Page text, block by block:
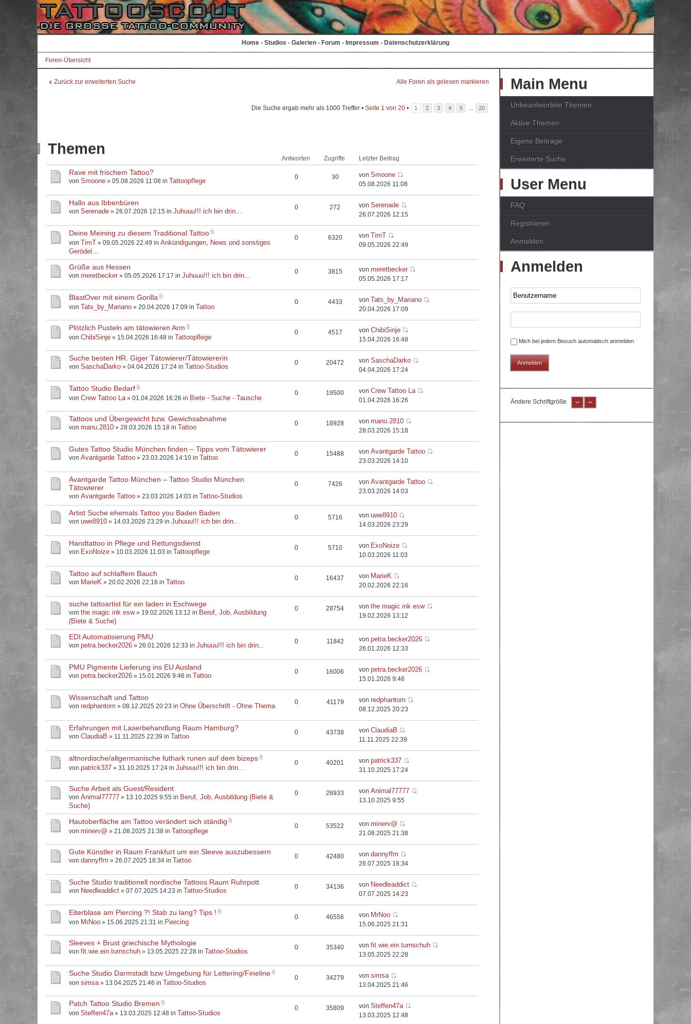
Home - Studios - Galerien - Forum - Impressum - Datenschutzerklärung
Foren-Übersicht
Zurück zur erweiterten Suche Alle Foren als gelesen markieren
Die Suche ergab mehr als 1000 Treffer • Seite 1 von 20 • 1 2 3 4 5 ... 20
Themen
Antworten Zugriffe Letzter Beitrag
Rave mit frischem Tattoo?
von Smoone » 05.08.2026 11:08 in Tattoopflege 0 30 vonSmoone
05.08.2026 11:08
Hallo aus Ibbenbüren
von Serenade » 26.07.2026 12:15 in Juhuuu!!! ich bin drin... 0 272 vonSerenade
26.07.2026 12:15
Deine Meining zu diesem Traditional Tattoo
von TimT » 09.05.2026 22:49 in Ankündigungen, News und sonstiges
Gerödel...
0 6320 von TimT
09.05.2026 22:49
Grüße aus Hessen
von meretbecker » 05.05.2026 17:17 in Juhuuu!!! ich bin drin... 0 3815 vonmeretbecker
05.05.2026 17:17
BlastOver mit einem Gorilla
von Tats_by_Mariano » 20.04.2026 17:09 in Tattoo
0 4433 von Tats_by_Mariano
20.04.2026 17:09
Plötzlich Pusteln am tätowieren Arm
von ChibiSinje » 15.04.2026 16:48 in Tattoopflege
0 4517 vonChibiSinje
15.04.2026 16:48
Suche besten HR. Giger Tätowierer/Tätowiererin
von SaschaDarko » 04.04.2026 17:24 in Tattoo-Studios 0 20472 vonSaschaDarko
04.04.2026 17:24
Tattoo Studio Bedarf
von Crew Tattoo La» 01.04.2026 16:26 in Biete - Suche - Tausche
0 19500 vonCrew Tattoo La
01.04.2026 16:26
Tattoos und Übergewicht bzw. Gewichsabnahme
von manu.2810 » 28.03.2026 15:18 in Tattoo 0 18928 vonmanu.2810
28.03.2026 15:18
Gutes Tattoo Studio München finden – Tipps vom Tätowierer
von Avantgarde Tattoo » 23.03.2026 14:10 in Tattoo 0 15488 vonAvantgarde Tattoo
23.03.2026 14:10
Avantgarde Tattoo München – Tattoo Studio München
Tätowierer
von Avantgarde Tattoo » 23.03.2026 14:03 in Tattoo-Studios
0 7426 vonAvantgarde Tattoo
23.03.2026 14:03
Artist Suche ehemals Tattoo you Baden Baden
von uwe8910 » 14.03.2026 23:29 in Juhuuu!!! ich bin drin... 0 5716 vonuwe8910
14.03.2026 23:29
Handtattoo in Pflege und Rettungsdienst
von ExoNoize » 10.03.2026 11:03 in Tattoopflege 0 5710 von ExoNoize
10.03.2026 11:03
Tattoo auf schlaffem Bauch
von MarieK » 20.02.2026 22:16 in Tattoo 0 16437 von MarieK
20.02.2026 22:16
suche tattoartist für ein laden in Eschwege
von the magic ink esw» 19.02.2026 13:12 in Beruf, Job, Ausbildung
(Biete & Suche)
0 28754 vonthe magic ink esw
19.02.2026 13:12
EDI Automatisierung PMU
von petra.becker2026 » 26.01.2026 12:33 in Juhuuu!!! ich bin drin... 0 11842 vonpetra.becker2026
26.01.2026 12:33
PMU Pigmente Lieferung ins EU Ausland
von petra.becker2026 » 15.01.2026 9:46 in Tattoo 0 16006 vonpetra.becker2026
15.01.2026 9:46
Wissenschaft und Tattoo
von redphantom » 08.12.2025 20:23 in Ohne Überschrift - Ohne Thema 0 41179 vonredphantom
08.12.2025 20:23
Erfahrungen mit Laserbehandlung Raum Hamburg?
von ClaudiaB » 11.11.2025 22:39 in Tattoo 0 43738 vonClaudiaB
11.11.2025 22:39
altnordische/altgermanische futhark runen auf dem bizeps
von patrick337 » 31.10.2025 17:24 in Juhuuu!!! ich bin drin...
0 40201 vonpatrick337
31.10.2025 17:24
Suche Arbeit als Guest/Resident
von Animal77777 » 13.10.2025 9:55 in Beruf, Job, Ausbildung (Biete &
Suche)
0 28933 vonAnimal77777
13.10.2025 9:55
Hautoberfläche am Tattoo verändert sich ständig
von minerv@ » 21.08.2025 21:38 in Tattoopflege
0 53522 vonminerv@
21.08.2025 21:38
Gute Künstler in Raum Frankfurt um ein Sleeve auszubessern
von dannyffm » 26.07.2025 18:34 in Tattoo 0 42480 vondannyffm
26.07.2025 18:34
Suche Studio traditionell nordische Tattoos Raum Ruhrpott
von Needleaddict » 07.07.2025 14:23 in Tattoo-Studios 0 34136 von Needleaddict
07.07.2025 14:23
Eiterblase am Piercing ?! Stab zu lang? Tips !
von MrNoo » 15.06.2025 21:31 in Piercing
0 46556 von MrNoo
15.06.2025 21:31
Sleeves + Brust griechische Mythologie
von fit.wie.ein.turnschuh » 13.05.2025 22:28 in Tattoo-Studios 0 35340 vonfit.wie.ein.turnschuh
13.05.2025 22:28
Suche Studio Darmstadt bzw Umgebung für Lettering/Fineline
von simsa» 13.04.2025 21:46 in Tattoo-Studios
0 34279 vonsimsa
13.04.2025 21:46
Patch Tattoo Studio Bremen
von Steffen47a» 13.03.2025 12:48 in Tattoo-Studios
0 35809 vonSteffen47a
13.03.2025 12:48
Main Menu
Unbeantwortete Themen
Aktive Themen
Eigene Beiträge
Erweiterte Suche
User Menu
FAQ
Registrieren
Anmelden
Anmelden
Mich bei jedem Besuch automatisch anmelden
Ändere Schriftgröße